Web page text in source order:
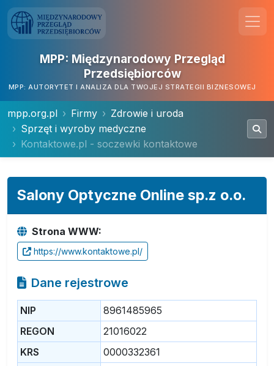
MPP: Międzynarodowy Przegląd
Przedsiębiorców
MPP: AUTORYTET I ANALIZA DLA TWOJEJ STRATEGII BIZNESOWEJ
mpp.org.pl Firmy
Zdrowie i uroda
Sprzęt i wyroby medyczne
Kontaktowe.pl - soczewki kontaktowe
Salony Optyczne Online sp.z o.o.
Strona WWW:
https://www.kontaktowe.pl/
Dane rejestrowe
NIP
8961485965
REGON
21016022
KRS
0000332361